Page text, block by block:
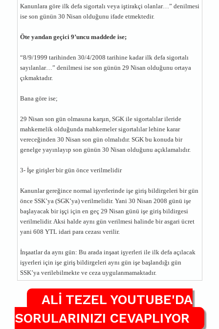
Kanunlara göre ilk defa sigortalı veya iştirakçi olanlar…” denilmesi
ise son günün 30 Nisan olduğunu ifade etmektedir.
Öte yandan geçici 9’uncu maddede ise;
“8/9/1999 tarihinden 30/4/2008 tarihine kadar ilk defa sigortalı
sayılanlar…” denilmesi ise son günün 29 Nisan olduğunu ortaya
çıkmaktadır.
Bana göre ise;
29 Nisan son gün olmasına karşın, SGK ile sigortalılar ileride
mahkemelik olduğunda mahkemeler sigortalılar lehine karar
vereceğinden 30 Nisan son gün olmalıdır. SGK bu konuda bir
genelge yayınlayıp son günün 30 Nisan olduğunu açıklamalıdır.
3- İşe girişler bir gün önce verilmelidir
Kanunlar gereğince normal işyerlerinde işe giriş bildirgeleri bir gün
önce SSK’ya (SGK’ya) verilmelidir. Yani 30 Nisan 2008 günü işe
başlayacak bir işçi için en geç 29 Nisan günü işe giriş bildirgesi
verilmelidir. Aksi halde aynı gün verilmesi halinde bir asgari ücret
yani 608 YTL idari para cezası verilir.
İnşaatlar da aynı gün: Bu arada inşaat işyerleri ile ilk defa açılacak
işyerleri için işe giriş bildirgeleri aynı gün işe başlandığı gün
SSK’ya verilebilmekte ve ceza uygulanmamaktadır.
ALİ TEZEL YOUTUBE'DA
SORULARINIZI CEVAPLIYOR